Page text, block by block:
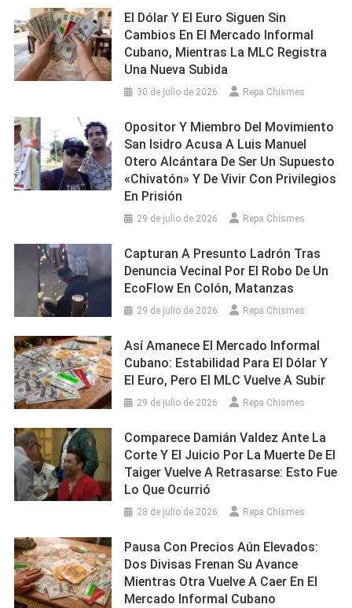
El Dólar Y El Euro Siguen Sin
Cambios En El Mercado Informal
Cubano, Mientras La MLC Registra
Una Nueva Subida
30 de julio de 2026 Repa Chismes
Opositor Y Miembro Del Movimiento
San Isidro Acusa A Luis Manuel
Otero Alcántara De Ser Un Supuesto
«chivatón» Y De Vivir Con Privilegios
En Prisión
29 de julio de 2026 Repa Chismes
Capturan A Presunto Ladrón Tras
Denuncia Vecinal Por El Robo De Un
EcoFlow En Colón, Matanzas
29 de julio de 2026 Repa Chismes
Así Amanece El Mercado Informal
Cubano: Estabilidad Para El Dólar Y
El Euro, Pero El MLC Vuelve A Subir
29 de julio de 2026 Repa Chismes
Comparece Damián Valdez Ante La
Corte Y El Juicio Por La Muerte De El
Taiger Vuelve A Retrasarse: Esto Fue
Lo Que Ocurrió
28 de julio de 2026 Repa Chismes
Pausa Con Precios Aún Elevados:
Dos Divisas Frenan Su Avance
Mientras Otra Vuelve A Caer En El
Mercado Informal Cubano